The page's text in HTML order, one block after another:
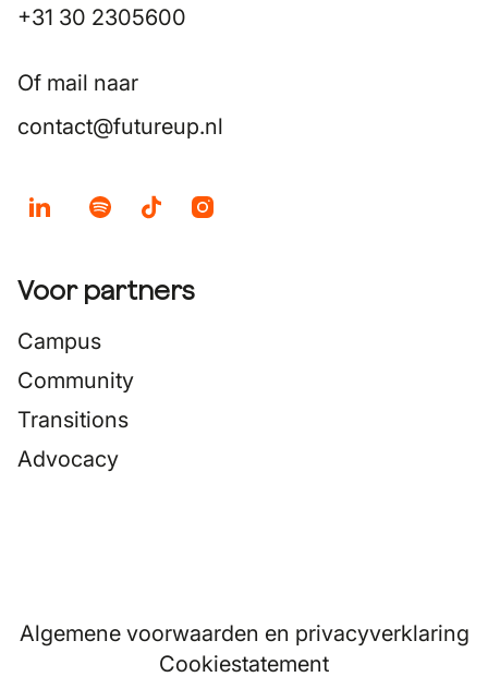
+31 30 2305600
Of mail naar
contact@futureup.nl
Voor partners
Campus
Community
Transitions
Advocacy
Algemene voorwaarden en privacyverklaring
Cookiestatement